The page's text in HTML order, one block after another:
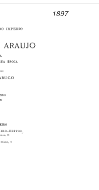
1897